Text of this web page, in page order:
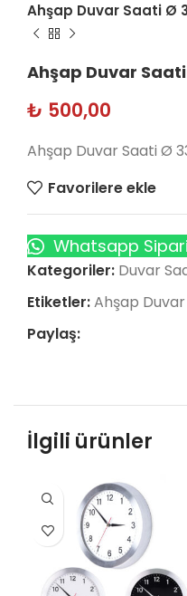
Ahşap Duvar Saati Ø
Ahşap Duvar
₺ 500,00
Ahşap Duvar Saati Ø
Favorilere ekle
Whatsapp
Kategoriler: Duvar
Etiketler:Ahşap
Paylaş:
İlgili ürünler